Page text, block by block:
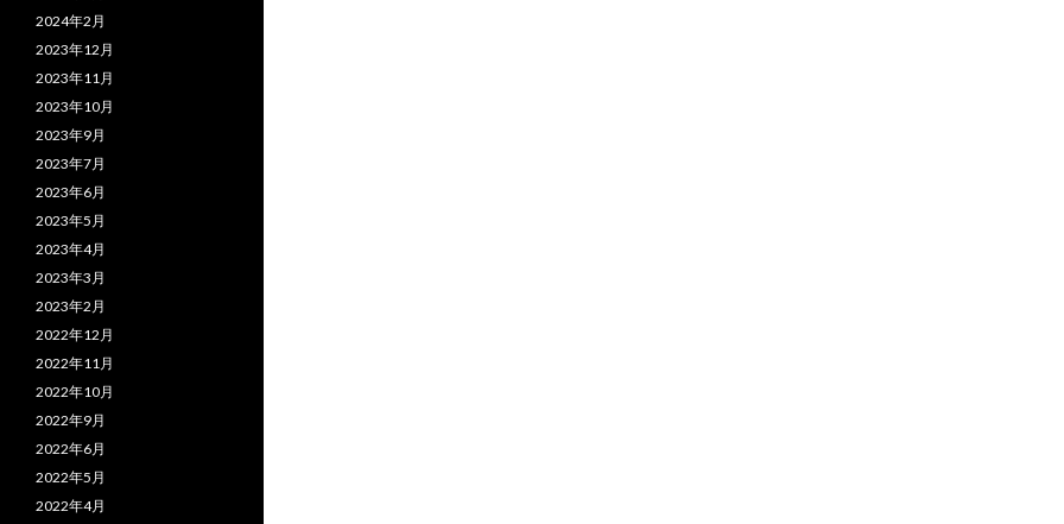
2024年2月
2023年12月
2023年11月
2023年10月
2023年9月
2023年7月
2023年6月
2023年5月
2023年4月
2023年3月
2023年2月
2022年12月
2022年11月
2022年10月
2022年9月
2022年6月
2022年5月
2022年4月